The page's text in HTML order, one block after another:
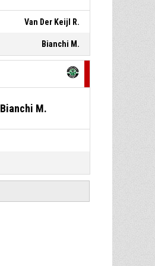
Van Der Keijl R.
Bianchi M.
Bianchi M.